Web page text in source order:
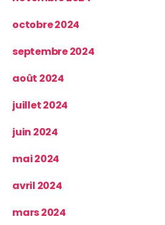
octobre 2024
septembre 2024
août 2024
juillet 2024
juin 2024
mai 2024
avril 2024
mars 2024